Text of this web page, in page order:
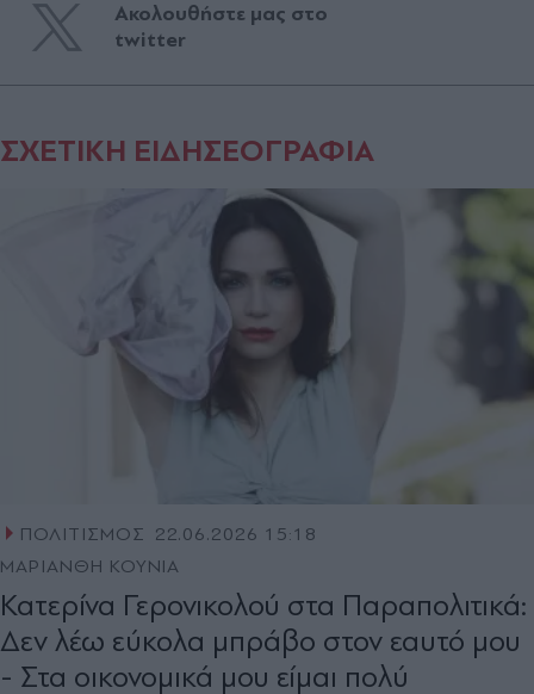
Ακολουθήστε μας στο
twitter
ΣΧΕΤΙΚΗ ΕΙΔΗΣΕΟΓΡΑΦΙΑ
ΠΟΛΙΤΙΣΜΟΣ
22.06.2026 15:18
ΜΑΡΙΑΝΘΗ ΚΟΥΝΙΑ
Κατερίνα Γερονικολού στα Παραπολιτικά:
Δεν λέω εύκολα μπράβο στον εαυτό μου
- Στα οικονομικά μου είμαι πολύ